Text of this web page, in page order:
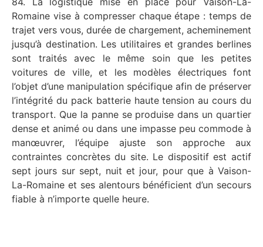
Romaine vise à compresser chaque étape : temps de
trajet vers vous, durée de chargement, acheminement
jusqu’à destination. Les utilitaires et grandes berlines
sont traités avec le même soin que les petites
voitures de ville, et les modèles électriques font
l’objet d’une manipulation spécifique afin de préserver
l’intégrité du pack batterie haute tension au cours du
transport. Que la panne se produise dans un quartier
dense et animé ou dans une impasse peu commode à
manœuvrer, l’équipe ajuste son approche aux
contraintes concrètes du site. Le dispositif est actif
sept jours sur sept, nuit et jour, pour que à Vaison-
La-Romaine et ses alentours bénéficient d’un secours
fiable à n’importe quelle heure.